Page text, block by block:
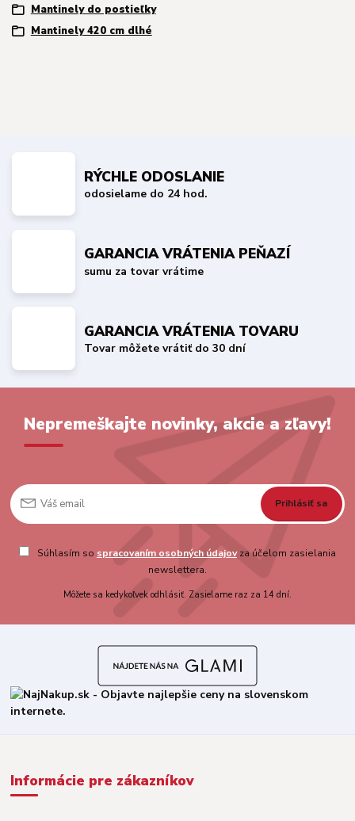
Mantinely do postieľky
Mantinely 420 cm dlhé
RÝCHLE ODOSLANIE
odosielame do 24 hod.
GARANCIA VRÁTENIA PEŇAZÍ
sumu za tovar vrátime
GARANCIA VRÁTENIA TOVARU
Tovar môžete vrátiť do 30 dní
Nepremeškajte novinky, akcie a zľavy!
Prihlásiť sa
Súhlasím so spracovaním osobných údajovza účelom zasielania
newslettera.
Môžete sa kedykoľvek odhlásiť. Zasielame raz za 14 dní.
Informácie pre zákazníkov